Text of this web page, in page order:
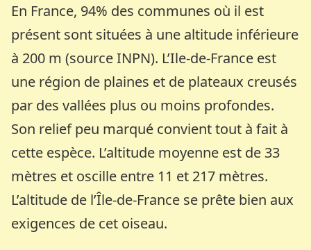
En France, 94% des communes où il est
présent sont situées à une altitude inférieure
à 200 m (source INPN). L’Ile-de-France est
une région de plaines et de plateaux creusés
par des vallées plus ou moins profondes.
Son relief peu marqué convient tout à fait à
cette espèce. L’altitude moyenne est de 33
mètres et oscille entre 11 et 217 mètres.
L’altitude de l’Île-de-France se prête bien aux
exigences de cet oiseau.